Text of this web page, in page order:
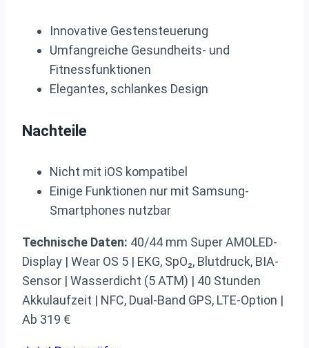
Innovative Gestensteuerung
Umfangreiche Gesundheits- und
Fitnessfunktionen
Elegantes, schlankes Design
Nachteile
Nicht mit iOS kompatibel
Einige Funktionen nur mit Samsung-
Smartphones nutzbar
Technische Daten: 40/44 mm Super AMOLED-
Display | Wear OS 5 | EKG, SpO₂, Blutdruck, BIA-
Sensor | Wasserdicht (5 ATM) | 40 Stunden
Akkulaufzeit | NFC, Dual-Band GPS, LTE-Option |
Ab 319 €